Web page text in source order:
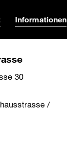
Informationen
30
/